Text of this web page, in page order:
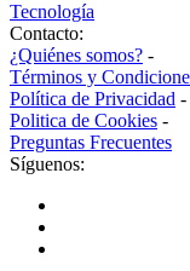
Tecnología
Contacto:
¿Quiénes somos? -
Términos y
Política de Privacidad -
Politica de Cookies -
Preguntas Frecuentes
Síguenos: